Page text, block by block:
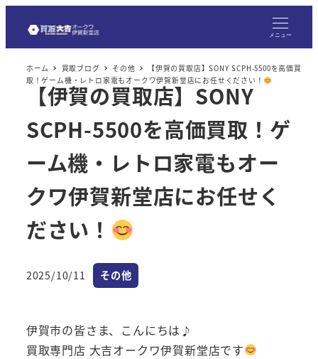
メニュー
ホーム 買取ブログ その他
【伊賀の買取店】SONY SCPH-5500を高価買
取！ゲーム機・レトロ家電もオークワ伊賀新堂店にお任せください！
【伊賀の買取店】SONY
SCPH-5500を高価買取！ゲ
ーム機・レトロ家電もオー
クワ伊賀新堂店にお任せく
ださい！
投稿日
2025/10/11 カテゴリー
その他
伊賀市の皆さま、こんにちは♪
買取専門店 大吉オークワ伊賀新堂店です